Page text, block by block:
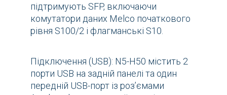
підтримують SFP, включаючи
комутатори даних Melco початкового
рівня S100/2 і флагманські S10.
Підключення (USB): N5-H50 містить 2
порти USB на задній панелі та один
передній USB-порт із роз’ємами